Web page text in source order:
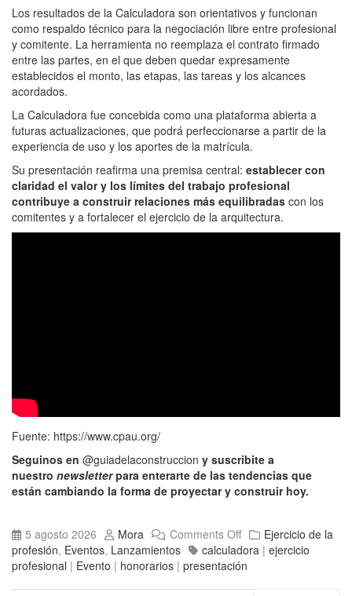
Los resultados de la Calculadora son orientativos y funcionan
como respaldo técnico para la negociación libre entre profesional
y comitente. La herramienta no reemplaza el contrato firmado
entre las partes, en el que deben quedar expresamente
establecidos el monto, las etapas, las tareas y los alcances
acordados.
La Calculadora fue concebida como una plataforma abierta a
futuras actualizaciones, que podrá perfeccionarse a partir de la
experiencia de uso y los aportes de la matrícula.
Su presentación reafirma una premisa central: establecer con
claridad el valor y los límites del trabajo profesional
contribuye a construir relaciones más equilibradas con los
comitentes y a fortalecer el ejercicio de la arquitectura.
Fuente: https://www.cpau.org/
Seguinos en @guiadelaconstruccion y suscribite a
nuestro newsletterpara enterarte de las tendencias que
están cambiando la forma de proyectar y construir hoy.
5 agosto 2026 Mora Comments Off
Ejercicio de la
profesión, Eventos, Lanzamientos calculadora | ejercicio
profesional | Evento | honorarios | presentación